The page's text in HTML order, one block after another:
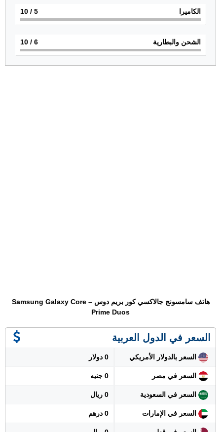
الكاميرا 5
/ 10
الشحن والبطارية 6
/ 10
هاتف سامسونج جالاكسي كور بريم دوس – Samsung Galaxy Core
Prime Duos
السعر في الدول العربية
السعر بالدولار الأمريكي 0 دولار
السعر في مصر 0 جنيه
السعر في السعودية 0 ريال
السعر في الإمارات 0 درهم